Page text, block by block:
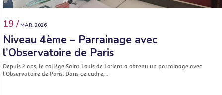
19 / MAR. 2026
Niveau 4ème – Parrainage avec
l’Observatoire de Paris
Depuis 2 ans, le collège Saint Louis de Lorient a obtenu un parrainage avec
l’Observatoire de Paris. Dans ce cadre,…